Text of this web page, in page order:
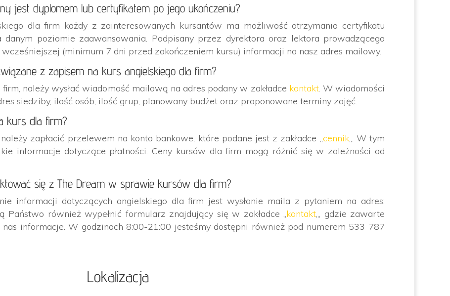
jest dyplomem lub certyfikatem po jego ukończeniu?
dla firm każdy z zainteresowanych kursantów ma możliwość otrzymania certyfikatu
poziomie zaawansowania. Podpisany przez dyrektora oraz lektora prowadzącego
(minimum 7 dni przed zakończeniem kursu) informacji na nasz adres mailowy.
z zapisem na kurs angielskiego dla firm?
należy wysłać wiadomość mailową na adres podany w zakładce kontakt. W wiadomości
siedziby, ilość osób, ilość grup, planowany budżet oraz proponowane terminy zajęć.
kurs dla firm?
zapłacić przelewem na konto bankowe, które podane jest z zakładce „cennik„. W tym
informacje dotyczące płatności. Ceny kursów dla firm mogą różnić się w zależności od
się z The Dream w sprawie kursów dla firm?
informacji dotyczących angielskiego dla firm jest wysłanie maila z pytaniem na adres:
Państwo również wypełnić formularz znajdujący się w zakładce „kontakt„, gdzie zawarte
nas informacje. W godzinach 8:00-21:00 jesteśmy dostępni również pod numerem 533 787
Lokalizacja